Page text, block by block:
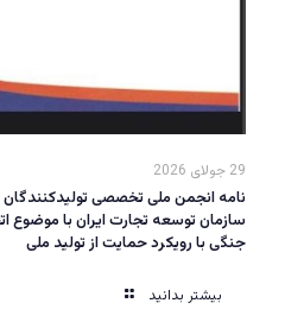
29 جولای 2026
نامه انجمن ملی تخصصی تولیدکنندگان
سازمان توسعه تجارت ایران با موضوع
جنگی با رویکرد حمایت از تولید ملی
بیشتر بدانید